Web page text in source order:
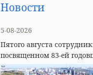
Новости
5-08-2026
Пятого августа
посвященном 83-ей